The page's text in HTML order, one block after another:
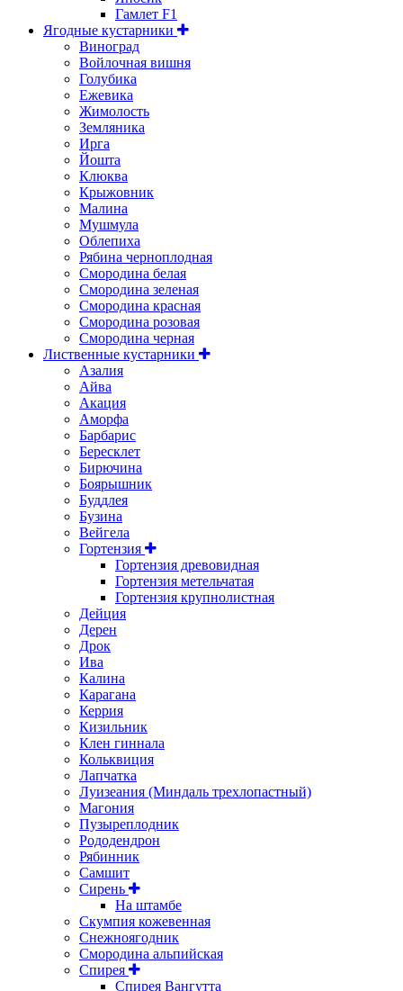
Гамлет F1
Ягодные кустарники
Виноград
Войлочная вишня
Голубика
Ежевика
Жимолость
Земляника
Ирга
Йошта
Клюква
Крыжовник
Малина
Мушмула
Облепиха
Рябина черноплодная
Смородина белая
Смородина зеленая
Смородина красная
Смородина розовая
Смородина черная
Лиственные кустарники
Азалия
Айва
Акация
Аморфа
Барбарис
Бересклет
Бирючина
Боярышник
Буддлея
Бузина
Вейгела
Гортензия
Гортензия древовидная
Гортензия метельчатая
Гортензия крупнолистная
Дейция
Дерен
Дрок
Ива
Калина
Карагана
Керрия
Кизильник
Клен гиннала
Кольквиция
Лапчатка
Луизеания (Миндаль трехлопастный)
Магония
Пузыреплодник
Рододендрон
Рябинник
Самшит
Сирень
На штамбе
Скумпия кожевенная
Снежноягодник
Смородина альпийская
Спирея
Спирея Вангутта